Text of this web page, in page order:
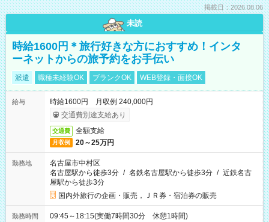
掲載日：2026.08.06
未読
時給1600円＊旅行好きな方におすすめ！インタ
ーネットからの旅予約をお手伝い
派遣 職種未経験OK ブランクOK WEB登録・面接OK
給与
時給1600円 月収例 240,000円
交通費別途支給あり
交通費 全額支給
月収例 20～25万円
勤務地
名古屋市中村区
名古屋駅から徒歩3分 / 名鉄名古屋駅から徒歩3分 / 近鉄名古
屋駅から徒歩3分
国内外旅行の企画・販売，ＪＲ券・宿泊券の販売
勤務時間 09:45～18:15(実働7時間30分 休憩1時間)